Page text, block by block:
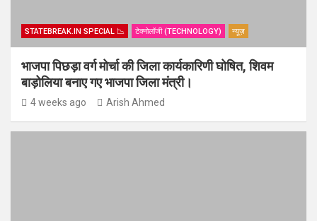
STATEBREAK.IN SPECIAL 📉 टेक्नोलॉजी (TECHNOLOGY) न्यूज़
भाजपा पिछड़ा वर्ग मोर्चा की जिला कार्यकारिणी घोषित, शिवम
बाड़ोलिया बनाए गए भाजपा जिला मंत्री।
4 weeks ago Arish Ahmed